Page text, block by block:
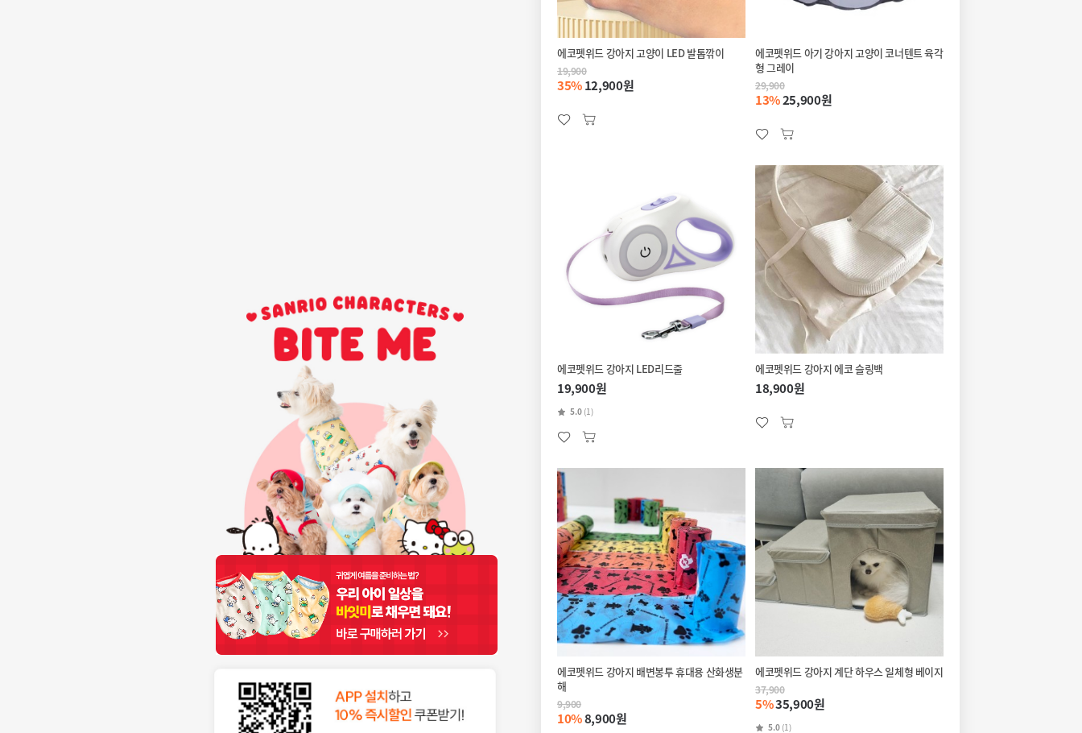
에코펫위드 강아지 고양이 LED 발톱깎이
19,900
35%12,900원
에코펫위드 아기 강아지 고양이 코너텐트 육각
형 그레이
29,900
13%25,900원
에코펫위드 강아지 LED리드줄
19,900원
5.0 (1)
에코펫위드 강아지 에코 슬링백
18,900원
에코펫위드 강아지 배변봉투 휴대용 산화생분
해
9,900
10%8,900원
에코펫위드 강아지 계단 하우스 일체형 베이지
37,900
5%35,900원
5.0 (1)